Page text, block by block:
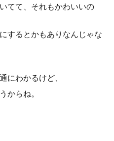
てて、それもかわいいの
するとかもありなんじゃな
にわかるけど、
からね。